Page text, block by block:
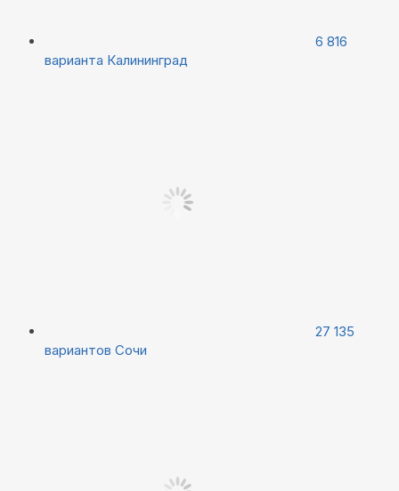
6 816
варианта Калининград
27 135
вариантов Сочи